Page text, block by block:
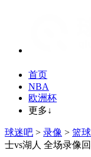
首页
NBA
欧洲杯
更多↓
球迷吧 > 录像 > 篮
士vs湖人 全场录像